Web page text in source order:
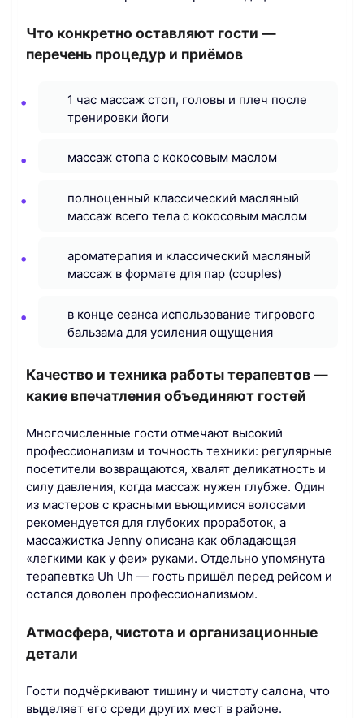
Что конкретно оставляют гости —
перечень процедур и приёмов
1 час массаж стоп, головы и плеч после
тренировки йоги
массаж стопа с кокосовым маслом
полноценный классический масляный
массаж всего тела с кокосовым маслом
ароматерапия и классический масляный
массаж в формате для пар (couples)
в конце сеанса использование тигрового
бальзама для усиления ощущения
Качество и техника работы терапевтов —
какие впечатления объединяют гостей
Многочисленные гости отмечают высокий
профессионализм и точность техники: регулярные
посетители возвращаются, хвалят деликатность и
силу давления, когда массаж нужен глубже. Один
из мастеров с красными вьющимися волосами
рекомендуется для глубоких проработок, а
массажистка Jenny описана как обладающая
«легкими как у феи» руками. Отдельно упомянута
терапевтка Uh Uh — гость пришёл перед рейсом и
остался доволен профессионализмом.
Атмосфера, чистота и организационные
детали
Гости подчёркивают тишину и чистоту салона, что
выделяет его среди других мест в районе.